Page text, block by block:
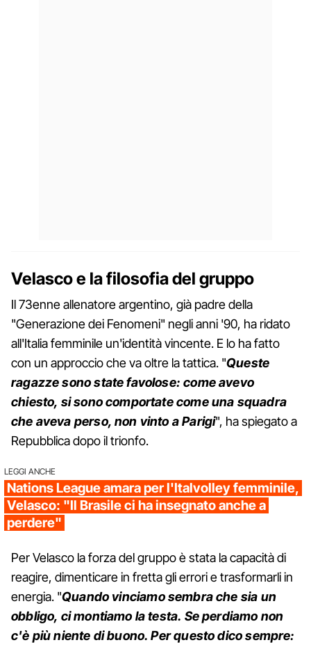
Velasco e la filosofia del gruppo
Il 73enne allenatore argentino, già padre della
"Generazione dei Fenomeni" negli anni '90, ha ridato
all'Italia femminile un'identità vincente. E lo ha fatto
con un approccio che va oltre la tattica. "Queste
ragazze sono state favolose: come avevo
chiesto, si sono comportate come una squadra
che aveva perso, non vinto a Parigi", ha spiegato a
Repubblica dopo il trionfo.
LEGGI ANCHE
Nations League amara per l'Italvolley femminile,
Velasco: "Il Brasile ci ha insegnato anche a
perdere"
Per Velasco la forza del gruppo è stata la capacità di
reagire, dimenticare in fretta gli errori e trasformarli in
energia. "Quando vinciamo sembra che sia un
obbligo, ci montiamo la testa. Se perdiamo non
c'è più niente di buono. Per questo dico sempre: